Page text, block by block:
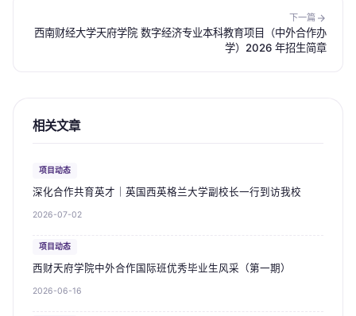
下一篇
西南财经大学天府学院 数字经济专业本科教育项目（中外合作办
学）2026 年招生简章
相关文章
项目动态
深化合作共育英才｜英国西英格兰大学副校长一行到访我校
2026-07-02
项目动态
西财天府学院中外合作国际班优秀毕业生风采（第一期）
2026-06-16